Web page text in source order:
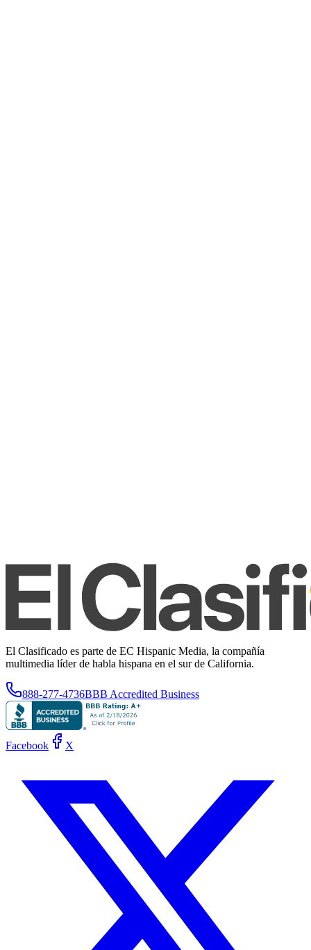
El Clasificado es parte de EC Hispanic Media, la compañía
multimedia líder de habla hispana en el sur de California.
888-277-4736BBB Accredited Business
Facebook X